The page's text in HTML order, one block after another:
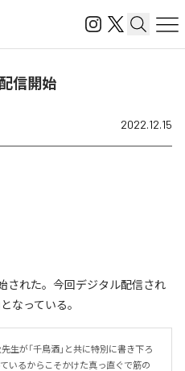
信開始
2022.12.15
された。今回デジタル配信され
なっている。
生が「千鳥酒」と共に特別に書き下ろ
いるからこそかけた真っ直ぐで筋の